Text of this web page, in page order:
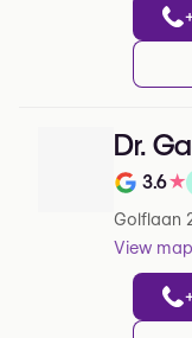
Dr.
Note de
3.6★
Golflaan
View map